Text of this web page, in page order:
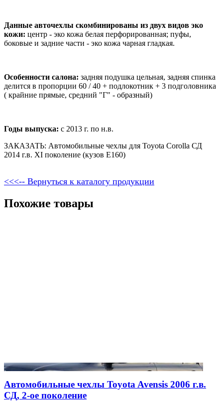
Данные авточехлы скомбинированы из двух видов эко
кожи: центр - эко кожа белая перфорированная; пуфы,
боковые и задние части - эко кожа чарная гладкая.
Особенности салона: задняя подушка цельная, задняя спинка
делится в пропорции 60 / 40 + подлокотник + 3 подголовника
( крайние прямые, средний "Г" - образный)
Годы выпуска: с 2013 г. по н.в.
ЗАКАЗАТЬ: Автомобильные чехлы для Toyota Corolla СД
2014 г.в. XI поколение (кузов E160)
<<<-- Вернуться к каталогу продукции
Похожие товары
Автомобильные чехлы Toyota Avensis 2006 г.в.
СД, 2-ое поколение